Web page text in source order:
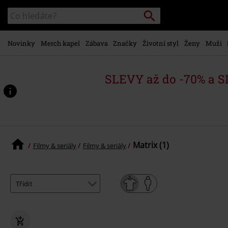
hlavnímu
obsahu
Katalog
vyhledávání
Vyhledávání
Novinky Merch kapel Zábava Značky Životní styl Ženy Muži
SLEVY až do -70% a
Filmy & seriály Filmy & seriály Matrix (1)